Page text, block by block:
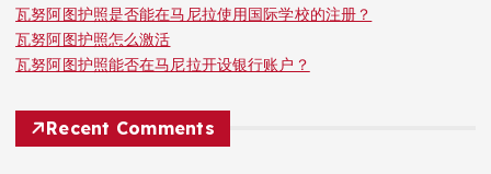
瓦努阿图护照是否能在马尼拉使用国际学校的注册？
瓦努阿图护照怎么激活
瓦努阿图护照能否在马尼拉开设银行账户？
Recent Comments